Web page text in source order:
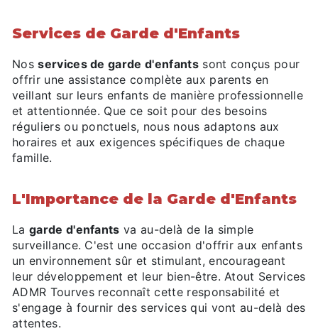
Services de Garde d'Enfants
Nosservices de garde d'enfantssont conçus pour
offrir une assistance complète aux parents en
veillant sur leurs enfants de manière professionnelle
et attentionnée. Que ce soit pour des besoins
réguliers ou ponctuels, nous nous adaptons aux
horaires et aux exigences spécifiques de chaque
famille.
L'Importance de la Garde d'Enfants
La garde d'enfants va au-delà de la simple
surveillance. C'est une occasion d'offrir aux enfants
un environnement sûr et stimulant, encourageant
leur développement et leur bien-être. Atout Services
ADMR Tourves reconnaît cette responsabilité et
s'engage à fournir des services qui vont au-delà des
attentes.